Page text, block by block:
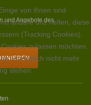
und Angebote des
von ihnen sind
andere uns helfen, diese
(Tracking Cookies).
zulassen möchten.
womöglich nicht mehr
stehen.